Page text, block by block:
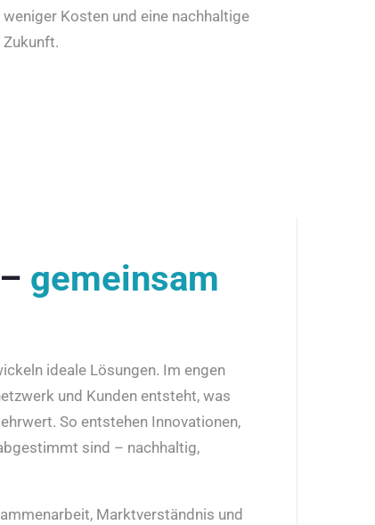
weniger Kosten und eine nachhaltige
Zukunft.
gemeinsam
ideale Lösungen. Im engen
und Kunden entsteht, was
So entstehen Innovationen,
sind – nachhaltig,
Marktverständnis und